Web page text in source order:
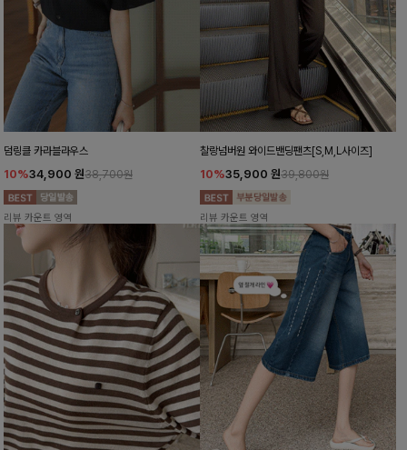
덤링클 카라블라우스
10%34,900 원38,700원
리뷰 카운트 영역
찰랑넘버원 와이드밴딩팬츠[S,M,L사이즈]
10%35,900 원39,800원
리뷰 카운트 영역